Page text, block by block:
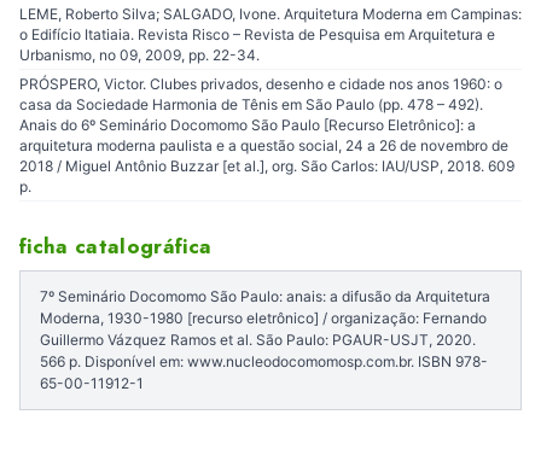
LEME, Roberto Silva; SALGADO, Ivone. Arquitetura Moderna em Campinas:
o Edifício Itatiaia. Revista Risco – Revista de Pesquisa em Arquitetura e
Urbanismo, no 09, 2009, pp. 22-34.
PRÓSPERO, Victor. Clubes privados, desenho e cidade nos anos 1960: o
casa da Sociedade Harmonia de Tênis em São Paulo (pp. 478 – 492).
Anais do 6º Seminário Docomomo São Paulo [Recurso Eletrônico]: a
arquitetura moderna paulista e a questão social, 24 a 26 de novembro de
2018 / Miguel Antônio Buzzar [et al.], org. São Carlos: IAU/USP, 2018. 609
p.
ficha catalográfica
7º Seminário Docomomo São Paulo: anais: a difusão da Arquitetura
Moderna, 1930-1980 [recurso eletrônico] / organização: Fernando
Guillermo Vázquez Ramos et al. São Paulo: PGAUR-USJT, 2020.
566 p. Disponível em: www.nucleodocomomosp.com.br. ISBN 978-
65-00-11912-1